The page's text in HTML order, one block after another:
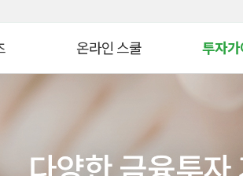
금융투자교육
온라인 스쿨
연금 스쿨
생애자산관리스쿨
투자
생애자
펀드투자